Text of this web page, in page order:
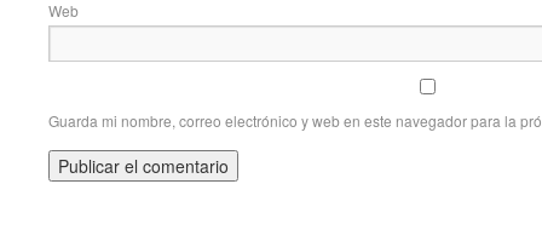
Web
Guarda mi nombre, correo electrónico y web en este navegador para la